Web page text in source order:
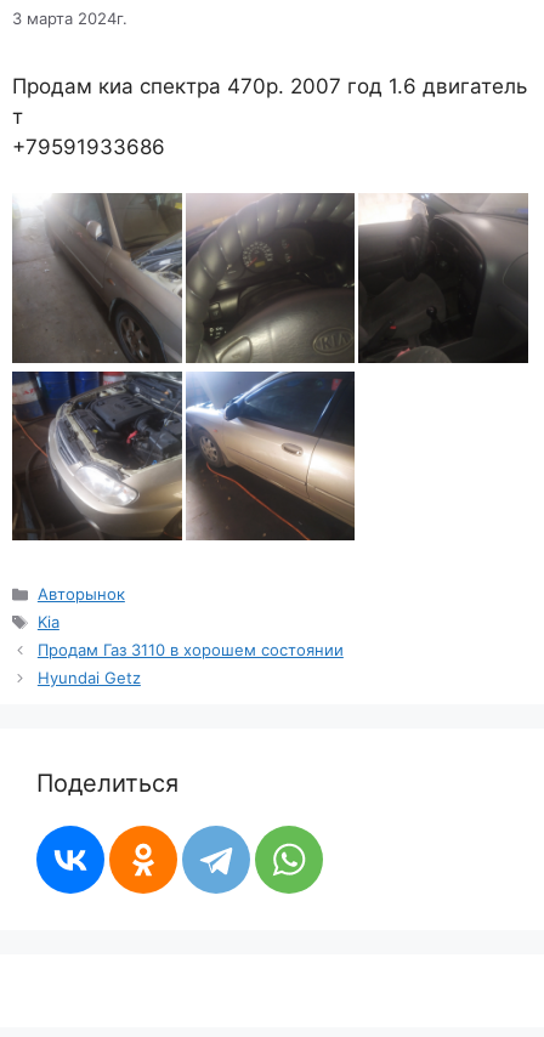
3 марта 2024г.
Продам киа спектра 470р. 2007 год 1.6 двигатель
т
+79591933686
Рубрики
Авторынок
Метки
Kia
Продам Газ 3110 в хорошем состоянии
Hyundai Getz
Поделиться